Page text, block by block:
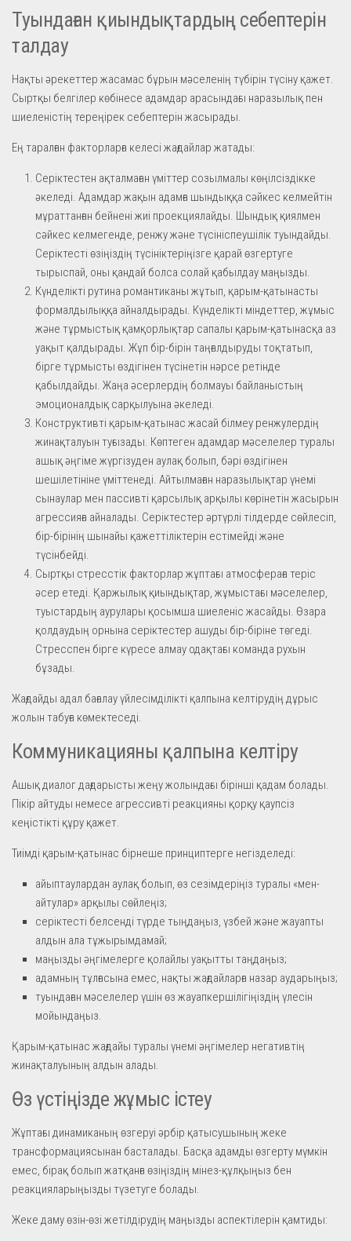
Туындаған қиындықтардың себептерін
талдау
Нақты әрекеттер жасамас бұрын мәселенің түбірін түсіну қажет.
Сыртқы белгілер көбінесе адамдар арасындағы наразылық пен
шиеленістің тереңірек себептерін жасырады.
Ең таралған факторларға келесі жағдайлар жатады:
Серіктестен ақталмаған үміттер созылмалы көңілсіздікке
әкеледі. Адамдар жақын адамға шындыққа сәйкес келмейтін
мұраттанған бейнені жиі проекциялайды. Шындық қиялмен
сәйкес келмегенде, ренжу және түсініспеушілік туындайды.
Серіктесті өзіңіздің түсініктеріңізге қарай өзгертуге
тырыспай, оны қандай болса солай қабылдау маңызды.
Күнделікті рутина романтиканы жұтып, қарым-қатынасты
формалдылыққа айналдырады. Күнделікті міндеттер, жұмыс
және тұрмыстық қамқорлықтар сапалы қарым-қатынасқа аз
уақыт қалдырады. Жұп бір-бірін таңғалдыруды тоқтатып,
бірге тұрмысты өздігінен түсінетін нәрсе ретінде
қабылдайды. Жаңа әсерлердің болмауы байланыстың
эмоционалдық сарқылуына әкеледі.
Конструктивті қарым-қатынас жасай білмеу ренжулердің
жинақталуын туғызады. Көптеген адамдар мәселелер туралы
ашық әңгіме жүргізуден аулақ болып, бәрі өздігінен
шешілетініне үміттенеді. Айтылмаған наразылықтар үнемі
сынаулар мен пассивті қарсылық арқылы көрінетін жасырын
агрессияға айналады. Серіктестер әртүрлі тілдерде сөйлесіп,
бір-бірінің шынайы қажеттіліктерін естімейді және
түсінбейді.
Сыртқы стресстік факторлар жұптағы атмосфераға теріс
әсер етеді. Қаржылық қиындықтар, жұмыстағы мәселелер,
туыстардың аурулары қосымша шиеленіс жасайды. Өзара
қолдаудың орнына серіктестер ашуды бір-біріне төгеді.
Стресспен бірге күресе алмау одақтағы команда рухын
бұзады.
Жағдайды адал бағалау үйлесімділікті қалпына келтірудің дұрыс
жолын табуға көмектеседі.
Коммуникацияны қалпына келтіру
Ашық диалог дағдарысты жеңу жолындағы бірінші қадам болады.
Пікір айтуды немесе агрессивті реакцияны қорқу қаупсіз
кеңістікті құру қажет.
Тиімді қарым-қатынас бірнеше принциптерге негізделеді:
айыптаулардан аулақ болып, өз сезімдеріңіз туралы «мен-
айтулар» арқылы сөйлеңіз;
серіктесті белсенді түрде тыңдаңыз, үзбей және жауапты
алдын ала тұжырымдамай;
маңызды әңгімелерге қолайлы уақытты таңдаңыз;
адамның тұлғасына емес, нақты жағдайларға назар аударыңыз;
туындаған мәселелер үшін өз жауапкершілігіңіздің үлесін
мойындаңыз.
Қарым-қатынас жағдайы туралы үнемі әңгімелер негативтің
жинақталуының алдын алады.
Өз үстіңізде жұмыс істеу
Жұптағы динамиканың өзгеруі әрбір қатысушының жеке
трансформациясынан басталады. Басқа адамды өзгерту мүмкін
емес, бірақ болып жатқанға өзіңіздің мінез-құлқыңыз бен
реакцияларыңызды түзетуге болады.
Жеке даму өзін-өзі жетілдірудің маңызды аспектілерін қамтиды: